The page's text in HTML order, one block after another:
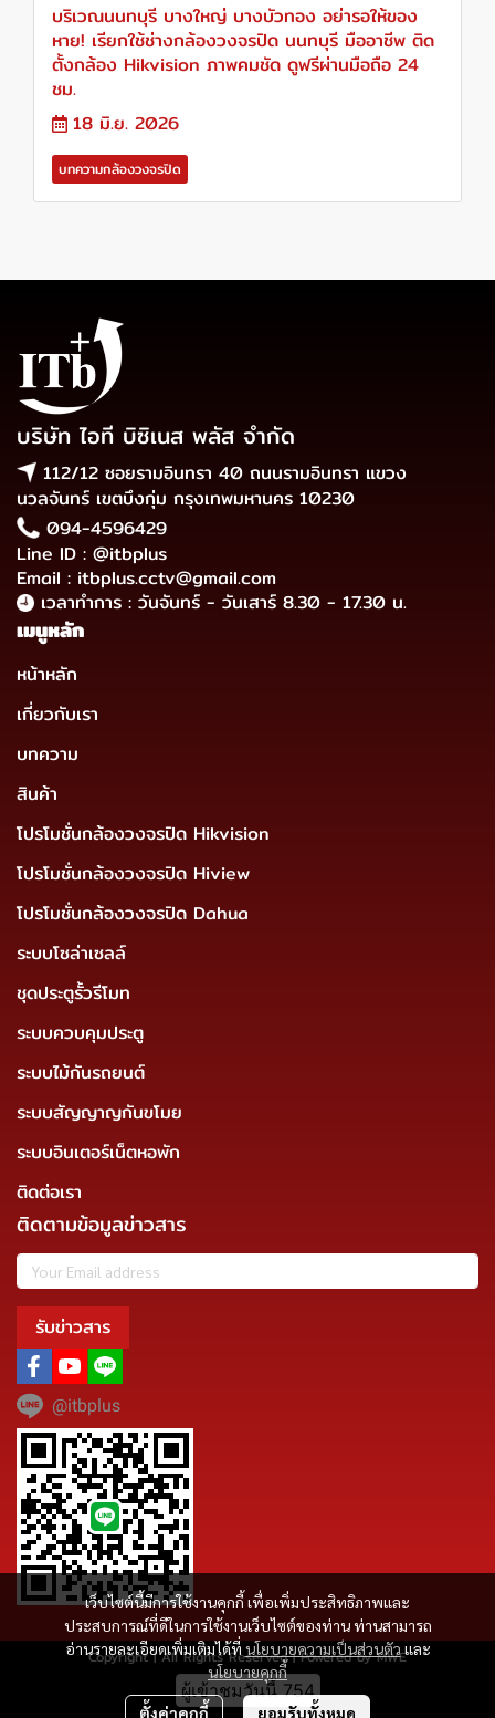
บริเวณนนทบุรี บางใหญ่ บางบัวทอง อย่ารอให้ของ
หาย! เรียกใช้ช่างกล้องวงจรปิด นนทบุรี มืออาชีพ ติด
ตั้งกล้อง Hikvision ภาพคมชัด ดูฟรีผ่านมือถือ 24
ชม.
18 มิ.ย. 2026
บทความกล้องวงจรปิด
เว็บไซต์นี้มีการใช้งานคุกกี้ เพื่อเพิ่มประสิทธิภาพและ
ประสบการณ์ที่ดีในการใช้งานเว็บไซต์ของท่าน ท่านสามารถ
อ่านรายละเอียดเพิ่มเติมได้ที่ นโยบายความเป็นส่วนตัวและ
นโยบายคุกกี้
ตั้งค่าคุกกี้ ยอมรับทั้งหมด
บริษัท ไอที บิซิเนส พลัส จำกัด
112/12 ซอยรามอินทรา 40 ถนนรามอินทรา แขวง
นวลจันทร์ เขตบึงกุ่ม กรุงเทพมหานคร 10230
094-4596429
Line ID : @itbplus
Email : itbplus.cctv@gmail.com
เวลาทำการ : วันจันทร์ - วันเสาร์ 8.30 - 17.30 น.
เมนูหลัก
หน้าหลัก
เกี่ยวกับเรา
บทความ
สินค้า
โปรโมชั่นกล้องวงจรปิด Hikvision
โปรโมชั่นกล้องวงจรปิด Hiview
โปรโมชั่นกล้องวงจรปิด Dahua
ระบบโซล่าเซลล์
ชุดประตูรั้วรีโมท
ระบบควบคุมประตู
ระบบไม้กันรถยนต์
ระบบสัญญาญกันขโมย
ระบบอินเตอร์เน็ตหอพัก
ติดต่อเรา
ติดตามข้อมูลข่าวสาร
รับข่าวสาร
@itbplus
Copyright | All Rights Reserved | Powered by MWE
ผู้เข้าชมวันนี้754